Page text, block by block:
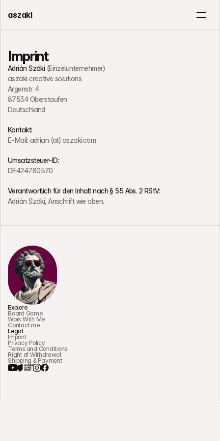
aszaki
Get in touch
Imprint
Adrián Száki (Einzelunternehmer)
aszaki creative solutions
Argenstr. 4
87534 Oberstaufen
Deutschland
Kontakt:
E-Mail: adrian (at) aszaki.com
Umsatzsteuer-ID:
DE424780570
Verantwortlich für den Inhalt nach § 55 Abs. 2 RStV:
Adrián Száki, Anschrift wie oben.
Explore
Board Game
Work With Me
Contact me
Legal
Imprint
Privacy Policy
Terms and Conditions
Right of Withdrawal
Shipping & Payment